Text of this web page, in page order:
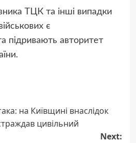
ТЦК та інші випадки
є
підривають авторитет
на Київщині внаслідок
цивільний
Next: